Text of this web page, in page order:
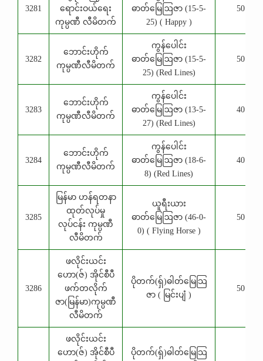
3281
ရောင်းဝယ်ရေး
ကုမ္ပဏီ လီမိတက်
ဓာတ်မြေဩဇာ (15-5-
25) ( Happy )
50 Kg
3282
ဘောင်းဟိုက်
ကုမ္ပဏီလီမိတက်
ကွန်ပေါင်း
ဓာတ်မြေဩဇာ (15-5-
25) (Red Lines)
50 Kg
3283
ဘောင်းဟိုက်
ကုမ္ပဏီလီမိတက်
ကွန်ပေါင်း
ဓာတ်မြေဩဇာ (13-5-
27) (Red Lines)
40 Kg
3284
ဘောင်းဟိုက်
ကုမ္ပဏီလီမိတက်
ကွန်ပေါင်း
ဓာတ်မြေဩဇာ (18-6-
8) (Red Lines)
40 Kg
3285
မြန်မာ ဟန်ရတနာ
ထုတ်လုပ်မှု
လုပ်ငန်း ကုမ္ပဏီ
လီမိတက်
ယူရီးယား
ဓာတ်မြေဩဇာ (46-0-
0) ( Flying Horse )
50 Kg
3286
ဖလိုင်းယင်း
ဟော(ဇ်) အိုင်စီပီ
ဖက်တလိုက်
ဇာ(မြန်မာ)ကုမ္ပဏီ
လီမိတက်
ပိုတက်(ရှ်)ဓါတ်မြေသြ
ဇာ ( မြင်းပျံ )
50 Kg
ဖလိုင်းယင်း
ဟော(ဇ်) အိုင်စီပီ
ပိုတက်(ရှ်)ဓါတ်မြေသြ